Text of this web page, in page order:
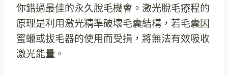
你錯過最佳的永久脫毛機會。激光脫毛療程的
原理是利用激光精準破壞毛囊結構，若毛囊因
蜜蠟或拔毛器的使用而受損，將無法有效吸收
激光能量。